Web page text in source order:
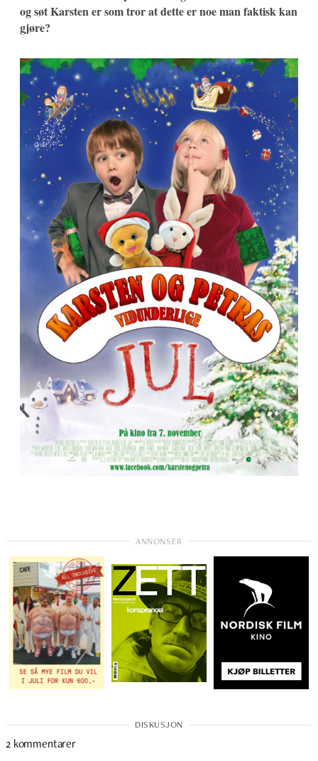
og søt Karsten er som tror at dette er noe man faktisk kan
gjøre?
2 kommentarer